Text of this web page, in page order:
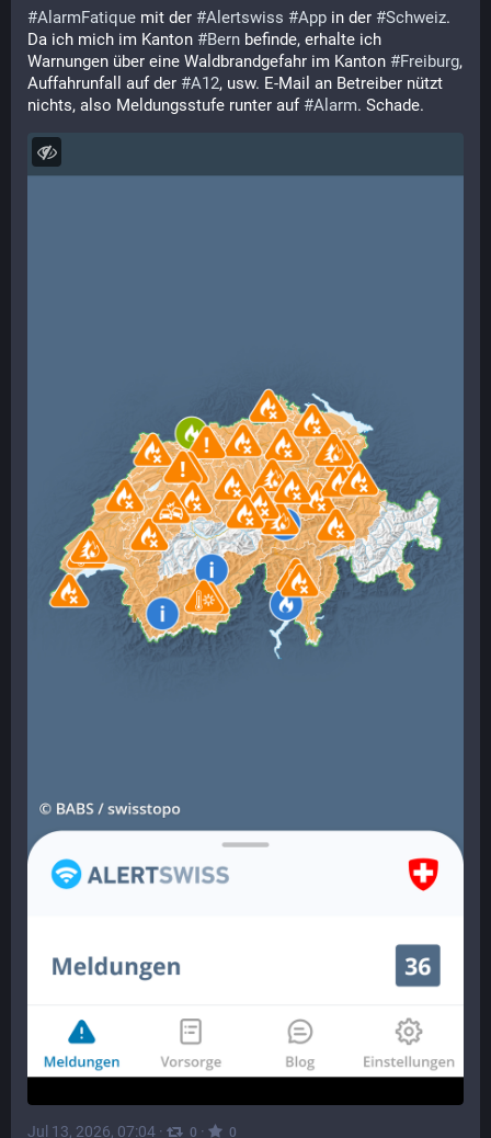
#AlarmFatique mit der #Alertswiss #App in der #Schweiz.
Da ich mich im Kanton #Bern befinde, erhalte ich
Warnungen über eine Waldbrandgefahr im Kanton #Freiburg,
Auffahrunfall auf der #A12, usw. E-Mail an Betreiber nützt
nichts, also Meldungsstufe runter auf #Alarm. Schade.
Jul 13, 2026, 07:04 · 0 · 0